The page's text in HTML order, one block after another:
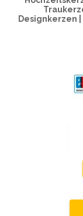
Designkerzen